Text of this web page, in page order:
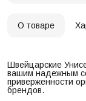
О товаре
Швейцарские
вашим надежным
приверженности
брендов.